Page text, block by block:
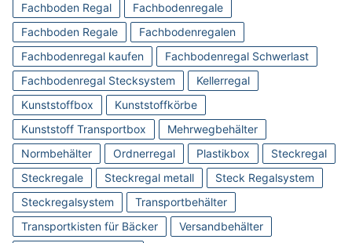
Fachboden Regal
Fachbodenregale
Fachboden Regale
Fachbodenregalen
Fachbodenregal kaufen
Fachbodenregal Schwerlast
Fachbodenregal Stecksystem
Kellerregal
Kunststoffbox
Kunststoffkörbe
Kunststoff Transportbox
Mehrwegbehälter
Normbehälter
Ordnerregal Plastikbox
Steckregal
Steckregale
Steckregal metall
Steck Regalsystem
Steckregalsystem
Transportbehälter
Transportkisten für Bäcker
Versandbehälter